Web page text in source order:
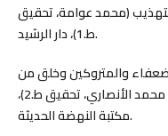
(1986). تقريب التهذيب (محمد عوامة، تحقيق
ط.1)، دار الرشيد.
(1967). ديوان الضعفاء والمتروكين وخلق من
المجهولين وثقات فيهم لين (حماد بن محمد الأنصاري، تحقيق ط.2)،
مكتبة النهضة الحديثة.